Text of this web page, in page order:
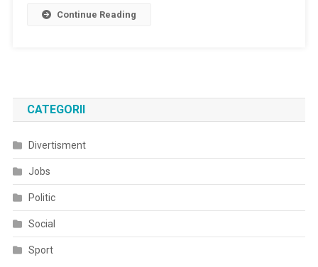
Continue Reading
CATEGORII
Divertisment
Jobs
Politic
Social
Sport